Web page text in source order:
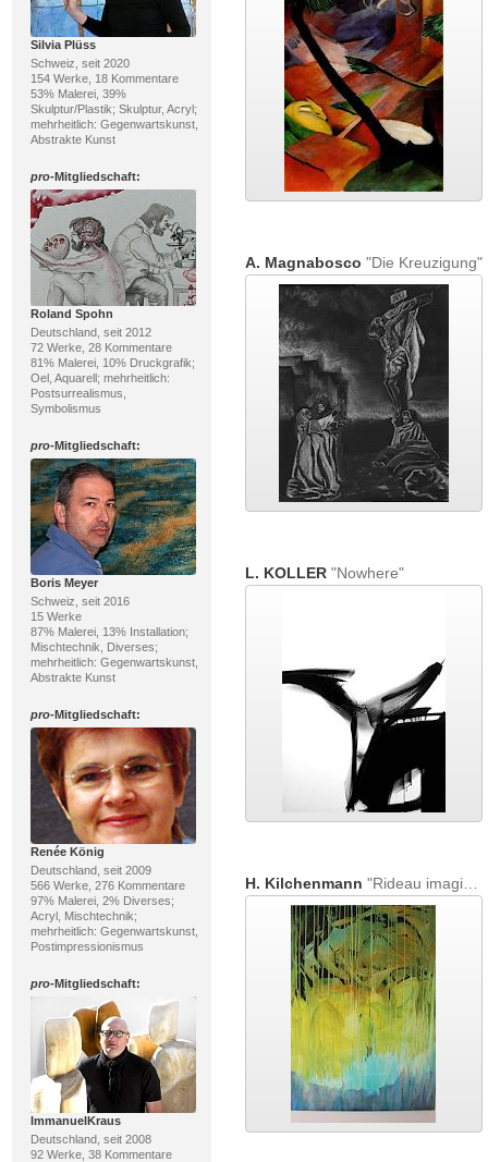
Silvia Plüss
Schweiz, seit 2020
154 Werke, 18 Kommentare
53% Malerei, 39%
Skulptur/Plastik; Skulptur, Acryl;
mehrheitlich: Gegenwartskunst,
Abstrakte Kunst
pro-Mitgliedschaft:
Roland Spohn
Deutschland, seit 2012
72 Werke, 28 Kommentare
81% Malerei, 10% Druckgrafik;
Oel, Aquarell; mehrheitlich:
Postsurrealismus,
Symbolismus
pro-Mitgliedschaft:
Boris Meyer
Schweiz, seit 2016
15 Werke
87% Malerei, 13% Installation;
Mischtechnik, Diverses;
mehrheitlich: Gegenwartskunst,
Abstrakte Kunst
pro-Mitgliedschaft:
Renée König
Deutschland, seit 2009
566 Werke, 276 Kommentare
97% Malerei, 2% Diverses;
Acryl, Mischtechnik;
mehrheitlich: Gegenwartskunst,
Postimpressionismus
pro-Mitgliedschaft:
ImmanuelKraus
Deutschland, seit 2008
92 Werke, 38 Kommentare
A. Magnabosco "Die Kreuzigung"
L. KOLLER"Nowhere"
H. Kilchenmann "Rideau imaginaire"